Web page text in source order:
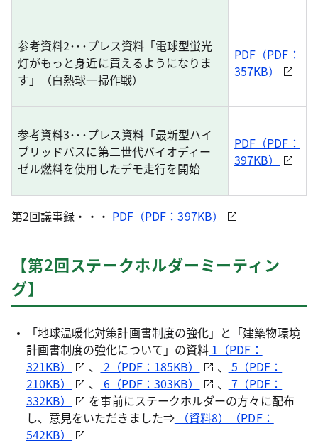
参考資料2･･･プレス資料「電球型蛍光
灯がもっと身近に買えるようになりま
す」（白熱球一掃作戦）
PDF（PDF：
357KB）
参考資料3･･･プレス資料「最新型ハイ
ブリッドバスに第二世代バイオディー
ゼル燃料を使用したデモ走行を開始
PDF（PDF：
397KB）
第2回議事録・・・ PDF（PDF：397KB）
【第2回ステークホルダーミーティン
グ】
「地球温暖化対策計画書制度の強化」と「建築物環境
計画書制度の強化について」の資料 1（PDF：
321KB）
、 2（PDF：185KB） 、
5（PDF：
210KB）
、 6（PDF：303KB） 、
7（PDF：
332KB）
を事前にステークホルダーの方々に配布
し、意見をいただきました⇒（資料8）（PDF：
542KB）